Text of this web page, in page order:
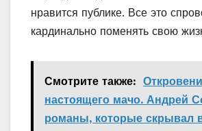
нравится публике. Все это
кардинально поменять свою
Смотрите также:
настоящего мачо. Андрей
романы, которые скрывал